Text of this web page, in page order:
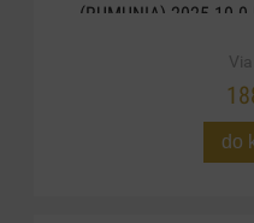
(RUMUNIA) 2025.10.0
do